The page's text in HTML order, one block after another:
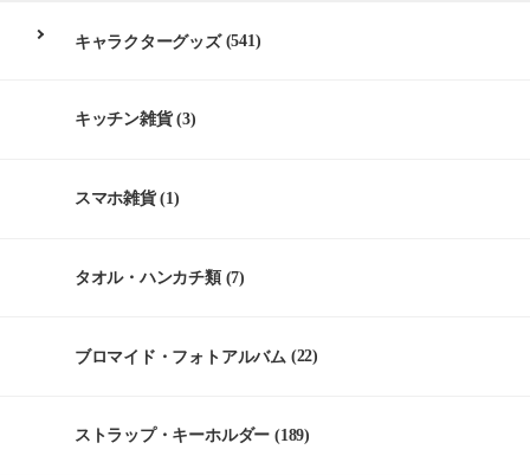
キャラクターグッズ(541)
キッチン雑貨(3)
スマホ雑貨(1)
タオル・ハンカチ類(7)
ブロマイド・フォトアルバム (22)
ストラップ・キーホルダー (189)